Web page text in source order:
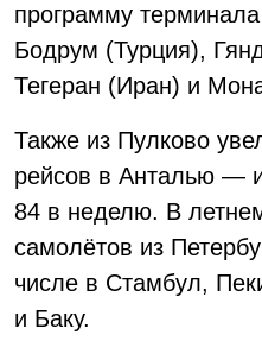
программу
Бодрум (Турция),
Тегеран (Иран) и
Также из Пулково
рейсов в Анталью —
84 в неделю. В
самолётов из
числе в Стамбул,
и Баку.